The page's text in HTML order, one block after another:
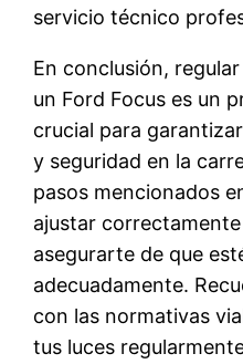
servicio técnico
En conclusión,
un Ford Focus es un
crucial para
y seguridad en la
pasos mencionados
ajustar
asegurarte de que
adecuadamente.
con las normativas
tus luces